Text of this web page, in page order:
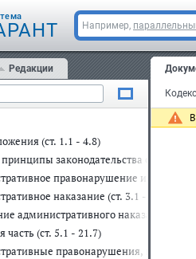
Например,
Редакции
(ст. 1.1 - 4.8)
принципы законодательства об
правонарушение и
наказание (ст. 3.1 - 3.14)
административного наказания (ст.
(ст. 5.1 - 21.7)
правонарушения,